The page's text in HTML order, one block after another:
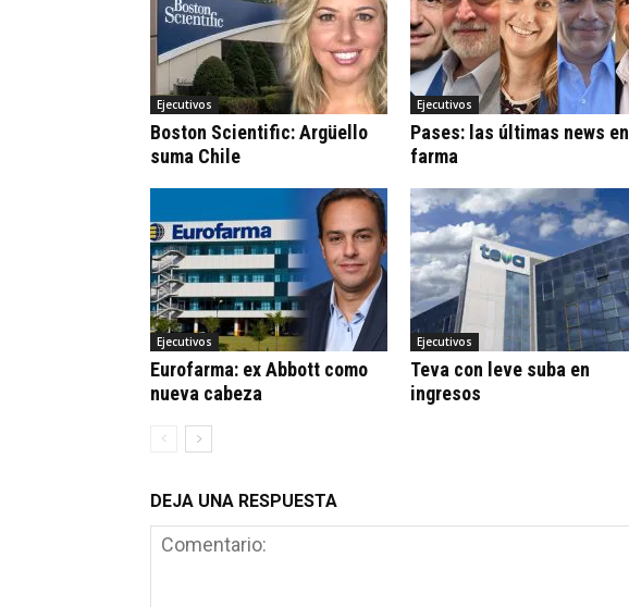
Ejecutivos
Boston Scientific: Argüello
suma Chile
Ejecutivos
Pases: las últimas news en
farma
Ejecutivos
Eurofarma: ex Abbott como
nueva cabeza
Ejecutivos
Teva con leve suba en
ingresos
DEJA UNA RESPUESTA